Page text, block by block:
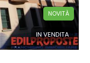
IN VENDITA
NOVITÀ